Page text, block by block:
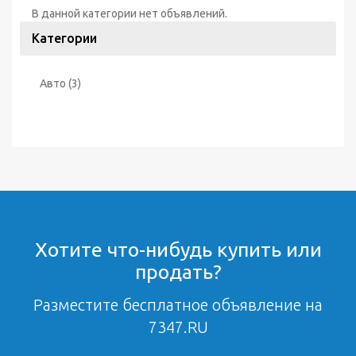
В данной категории нет объявлений.
Категории
Авто (3)
Хотите что-нибудь купить или
продать?
Разместите бесплатное объявление на
7347.RU